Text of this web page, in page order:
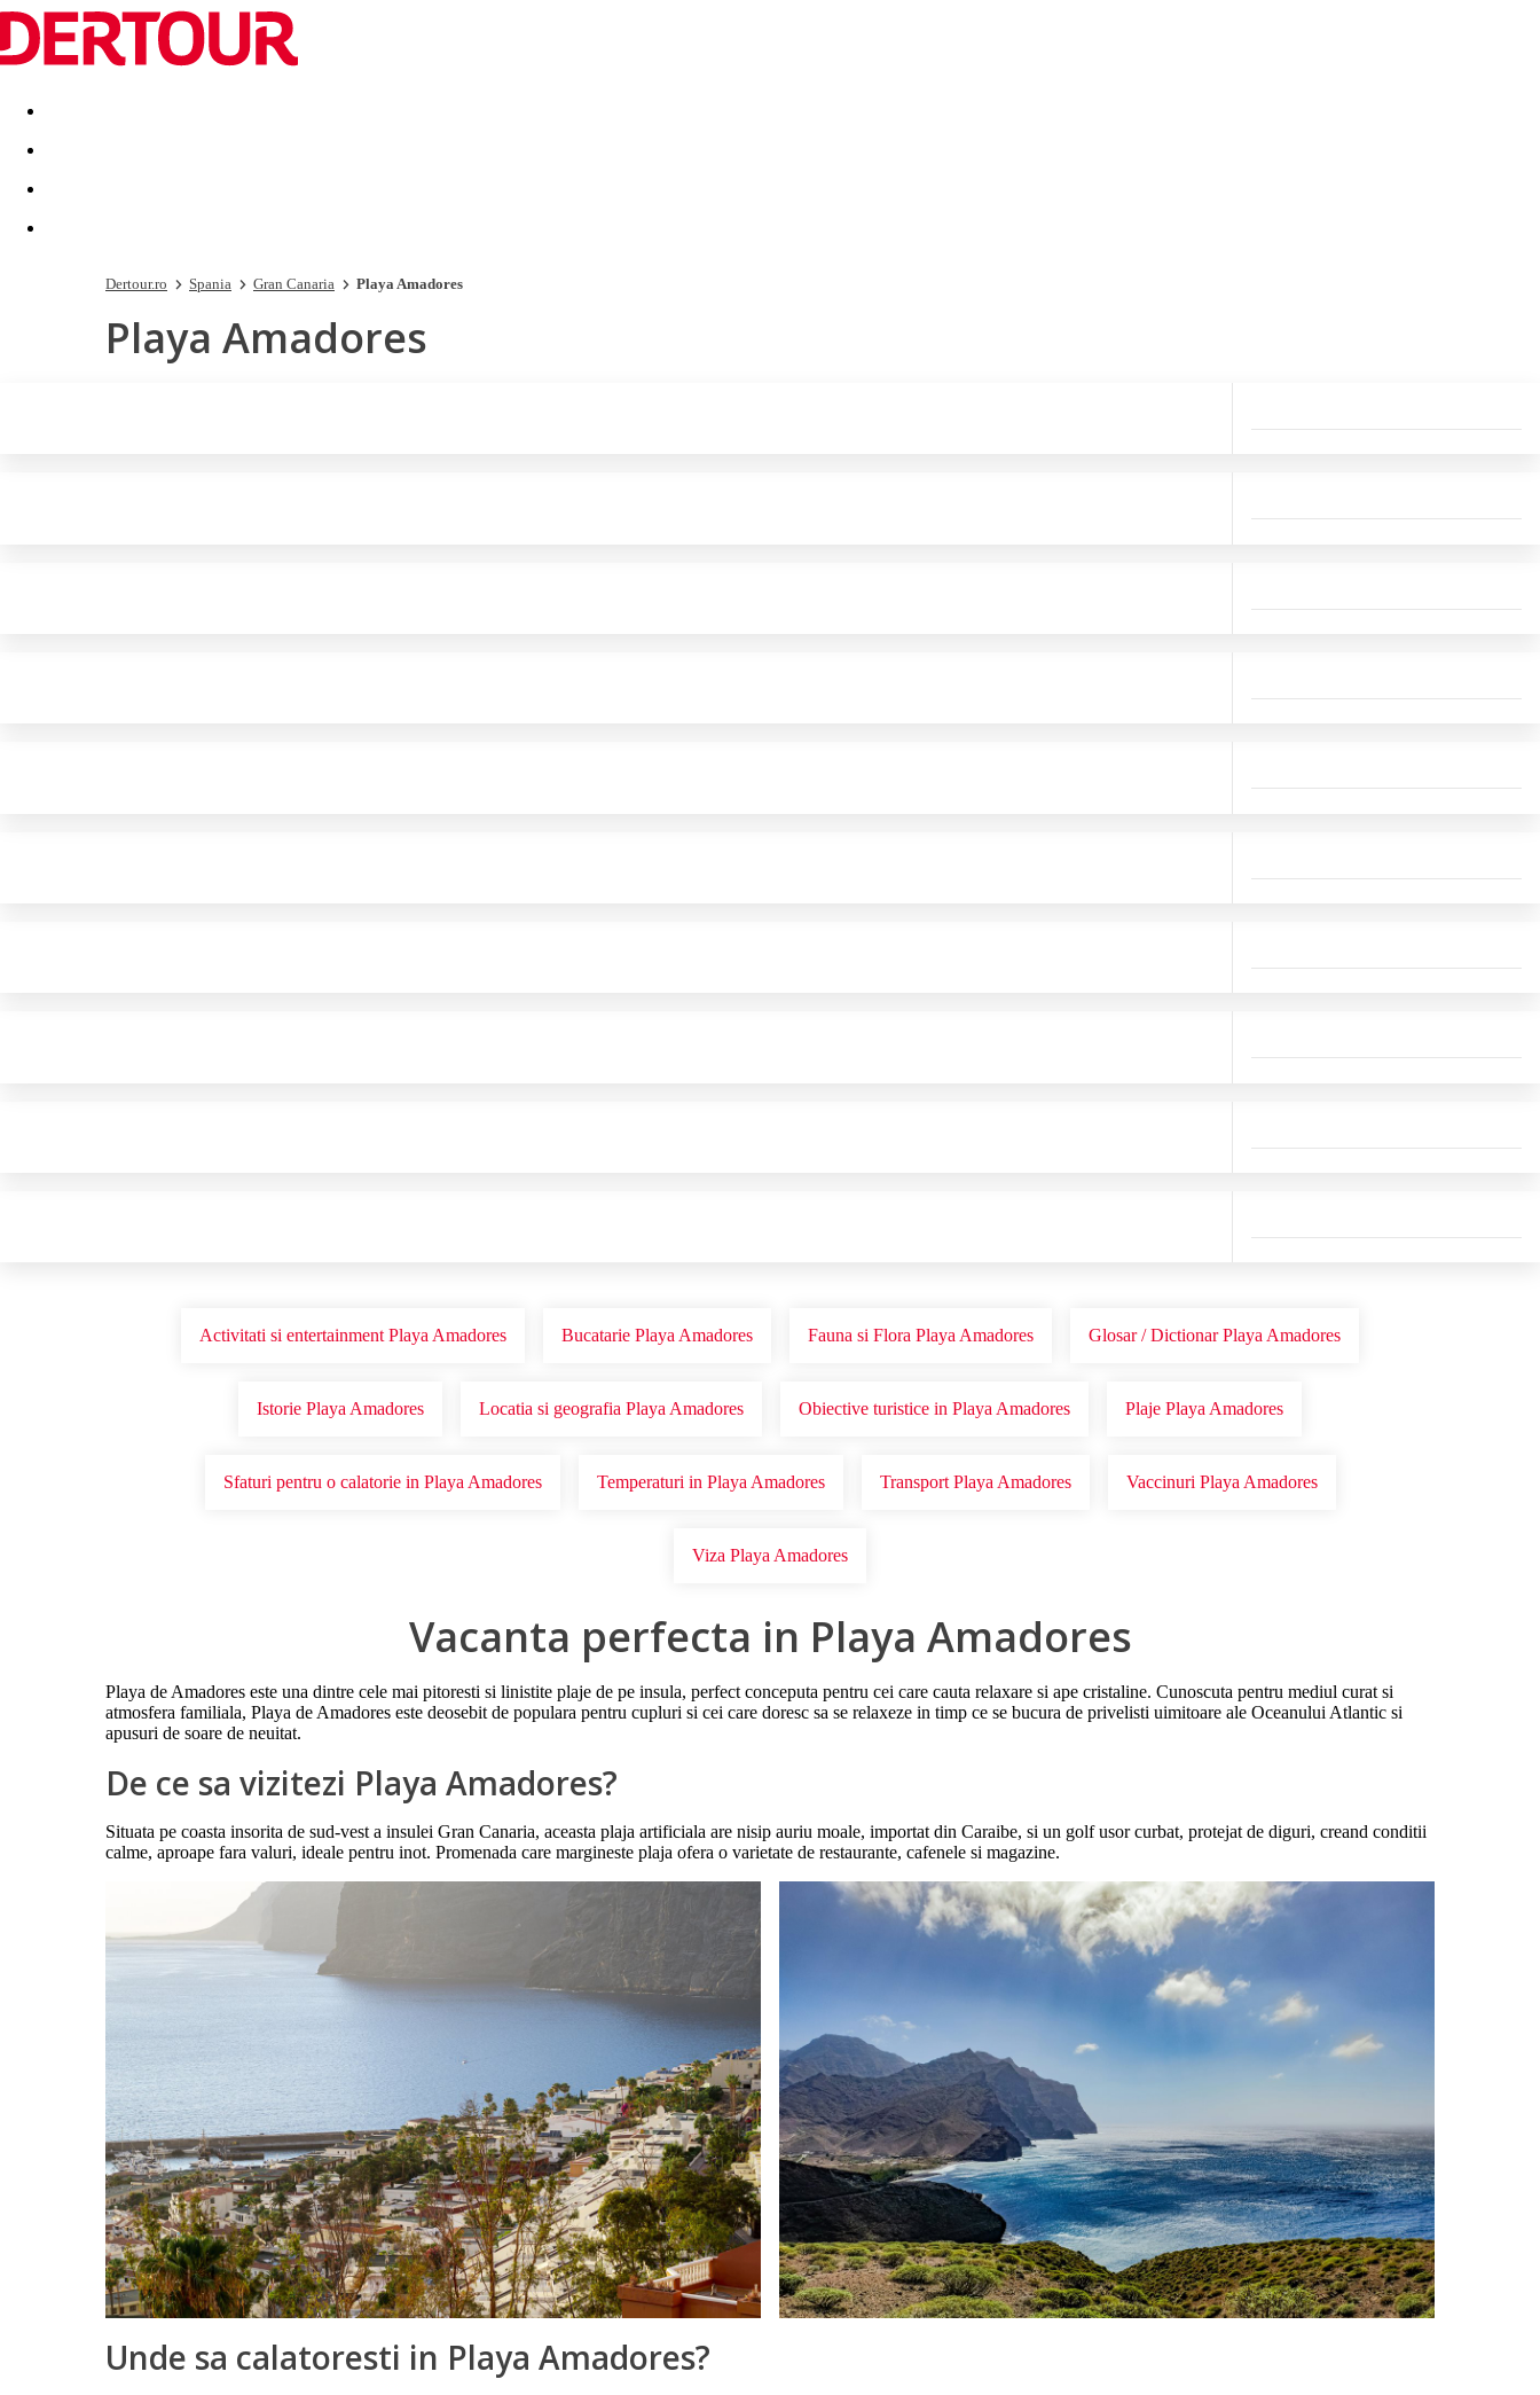
Destinatii Vacanta perfecta OFERTE DE NERATAT
Dertour.ro Spania Gran Canaria Playa Amadores
Playa Amadores
Activitati si entertainment Playa Amadores Bucatarie Playa Amadores Fauna si Flora Playa Amadores Glosar / Dictionar Playa Amadores
Istorie Playa Amadores Locatia si geografia Playa Amadores Obiective turistice in Playa Amadores Plaje Playa Amadores
Sfaturi pentru o calatorie in Playa Amadores Temperaturi in Playa Amadores Transport Playa Amadores Vaccinuri Playa Amadores
Viza Playa Amadores
Vacanta perfecta in Playa Amadores
Playa de Amadores este una dintre cele mai pitoresti si linistite plaje de pe insula, perfect conceputa pentru cei care cauta relaxare si ape cristaline. Cunoscuta pentru mediul curat si
atmosfera familiala, Playa de Amadores este deosebit de populara pentru cupluri si cei care doresc sa se relaxeze in timp ce se bucura de privelisti uimitoare ale Oceanului Atlantic si
apusuri de soare de neuitat.
De ce sa vizitezi Playa Amadores?
Situata pe coasta insorita de sud-vest a insulei Gran Canaria, aceasta plaja artificiala are nisip auriu moale, importat din Caraibe, si un golf usor curbat, protejat de diguri, creand conditii
calme, aproape fara valuri, ideale pentru inot. Promenada care margineste plaja ofera o varietate de restaurante, cafenele si magazine.
Unde sa calatoresti in Playa Amadores?